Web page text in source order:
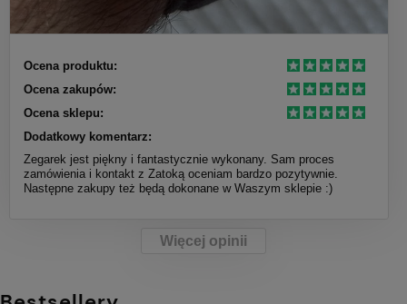
Ocena produktu:
Ocena zakupów:
Ocena sklepu:
Dodatkowy komentarz:
Zegarek jest piękny i fantastycznie wykonany. Sam proces
zamówienia i kontakt z Zatoką oceniam bardzo pozytywnie.
Następne zakupy też będą dokonane w Waszym sklepie :)
Więcej opinii